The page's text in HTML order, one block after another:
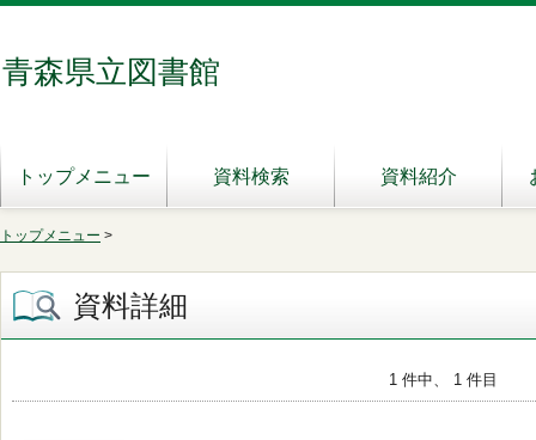
青森県立図書館
トップメニュー 資料検索 資料紹介
トップメニュー >
資料詳細
1 件中、 1 件目